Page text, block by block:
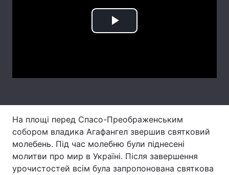
Play
На площі перед Спасо-Преображенським
собором владика Агафангел звершив святковий
молебень. Під час молебню були піднесені
молитви про мир в Україні. Після завершення
урочистостей всім була запропонована святкова